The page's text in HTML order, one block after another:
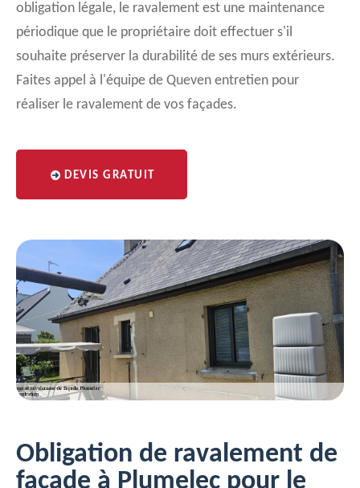
obligation légale, le ravalement est une maintenance
périodique que le propriétaire doit effectuer s'il
souhaite préserver la durabilité de ses murs extérieurs.
Faites appel à l'équipe de Queven entretien pour
réaliser le ravalement de vos façades.
DEVIS GRATUIT
Obligation de ravalement de
façade à Plumelec pour le